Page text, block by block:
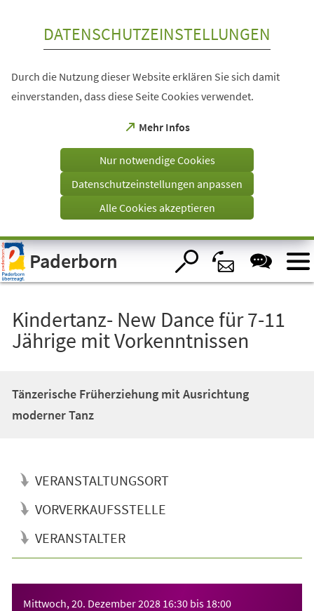
Visuelle
Assistenzsoftware
öffnen.
DATENSCHUTZEINSTELLUNGEN
Durch die Nutzung dieser Website erklären Sie sich damit
einverstanden, dass diese Seite Cookies verwendet.
Mehr Infos
(Öffnet
einem
Tab)
Nur notwendige Cookies
Datenschutzeinstellungen anpassen
Alle Cookies akzeptieren
Paderborn
Kindertanz- New Dance für 7-11
Jährige mit Vorkenntnissen
Tänzerische Früherziehung mit Ausrichtung
moderner Tanz
VERANSTALTUNGSORT
VORVERKAUFSSTELLE
VERANSTALTER
Mittwoch, 20. Dezember 2028 16:30 bis 18:00